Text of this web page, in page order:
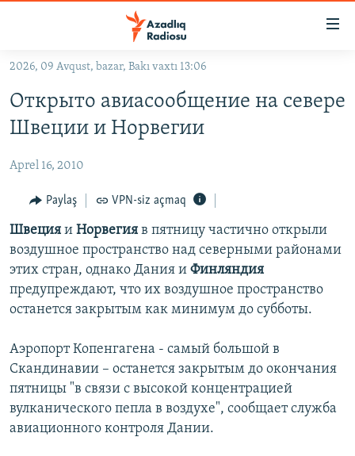
Əsas
qayıt
Əsas
naviqasiyaya
qayıt
#İZAHLA
KORRUPSIOMETR
#ƏSLINDƏ
FƏRQƏ BAX
QANUNI DOĞRU
ARAŞDIRMA
MULTIMEDIA
VIDEO
FOTOQALEREYA
İNFOQRAFIKA
KARIKATURA
RADIO ARXIV
AZƏRBAYCAN ƏDƏBIYYATI KITABXANASI
İSLAM VƏ DEMOKRATIYA
İZ - MƏDƏNIYYƏT PROQRAMI
HAQQIMIZDA
MISSIYAMIZ
PEŞƏ ETIKASI VƏ JURNALISTIKA STANDARTLARIMIZ
MATERIALLARIMIZDAN ISTIFADƏ
BIZI IZLƏ
2026, 09 Avqust, bazar, Bakı vaxtı 13:06
Открыто авиасообщение на севере
Швеции и Норвегии
Aprel 16, 2010
Paylaş VPN-siz açmaq
Швеция и Норвегия в пятницу частично открыли
воздушное пространство над северными районами
этих стран, однако Дания и Финляндия
предупреждают, что их воздушное пространство
останется закрытым как минимум до субботы.
Аэропорт Копенгагена - самый большой в
Скандинавии – останется закрытым до окончания
пятницы "в связи с высокой концентрацией
вулканического пепла в воздухе", сообщает служба
авиационного контроля Дании.